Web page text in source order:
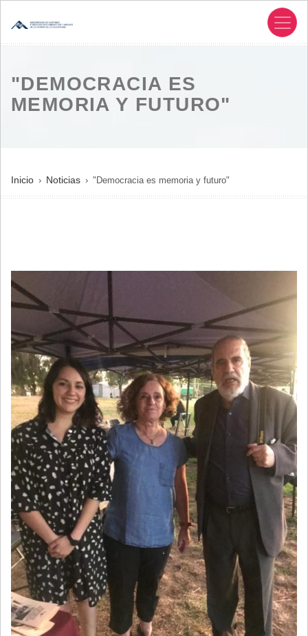
"DEMOCRACIA ES
MEMORIA Y FUTURO"
SOBRESCRIBIR
ENLACES
LA
NAVEGACIÓN
Inicio Noticias "Democracia es memoria y futuro"